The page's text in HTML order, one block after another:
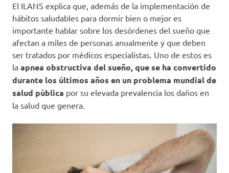
El ILANS explica que, además de la implementación de
hábitos saludables para dormir bien o mejor es
importante hablar sobre los desórdenes del sueño que
afectan a miles de personas anualmente y que deben
ser tratados por médicos especialistas. Uno de estos es
la apnea obstructiva del sueño, que se ha convertido
durante los últimos años en un problema mundial de
salud pública por su elevada prevalencia los daños en
la salud que genera.